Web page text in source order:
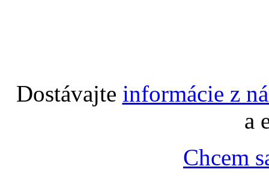
Dostávajte informácie z
a
Chcem